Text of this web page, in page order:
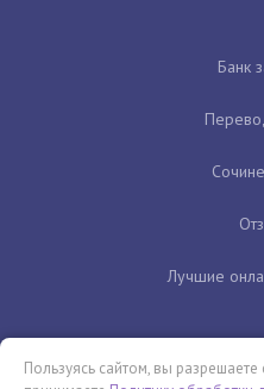
Банк
Лучшие
Пользуясь сайтом, вы